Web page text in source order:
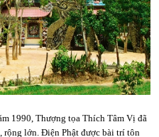
1990, Thượng tọa Thích Tâm Vị đã
rộng lớn. Điện Phật được bài trí tôn